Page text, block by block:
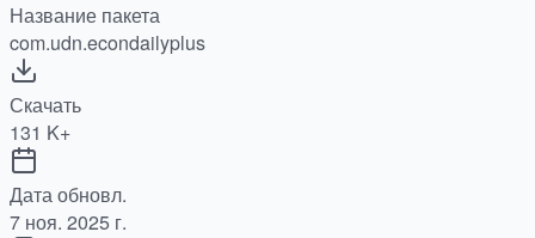
Название пакета
com.udn.econdailyplus
Скачать
131 K+
Дата обновл.
7 ноя. 2025 г.